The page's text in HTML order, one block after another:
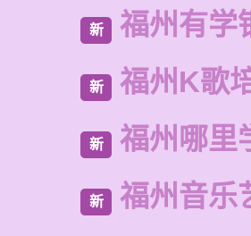
新 福州有学
新 福州K歌
新 福州哪里
新 福州音乐